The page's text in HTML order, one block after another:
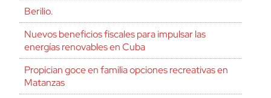
Berilio.
Nuevos beneficios fiscales para impulsar las
energías renovables en Cuba
Propician goce en familia opciones recreativas en
Matanzas